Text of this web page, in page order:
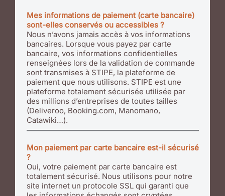
Mes informations de paiement (carte bancaire)
sont-elles conservés ou accessibles ?
Nous n’avons jamais accès à vos informations
bancaires. Lorsque vous payez par carte
bancaire, vos informations confidentielles
renseignées lors de la validation de commande
sont transmises à STIPE, la plateforme de
paiement que nous utilisons. STIPE est une
plateforme totalement sécurisée utilisée par
des millions d’entreprises de toutes tailles
(Deliveroo, Booking.com, Manomano,
Catawiki…).
Mon paiement par carte bancaire est-il sécurisé
?
Oui, votre paiement par carte bancaire est
totalement sécurisé. Nous utilisons pour notre
site internet un protocole SSL qui garanti que